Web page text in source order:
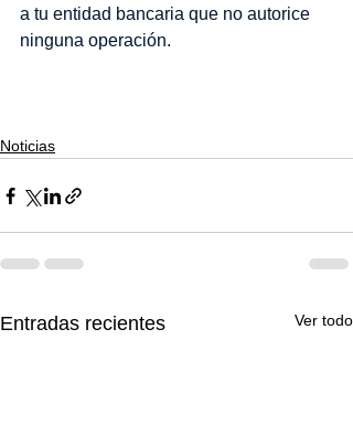
a tu entidad bancaria que no autorice
ninguna operación.
Noticias
Entradas recientes Ver todo